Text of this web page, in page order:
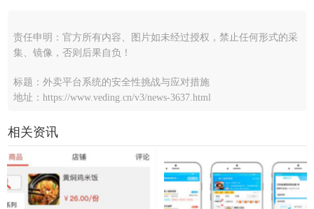
责任申明：官方所有内容、图片如未经过授权，禁止任何形式的采
集、镜像，否则后果自负！
标题：外卖平台系统的安全性挑战与应对措施
地址：https://www.veding.cn/v3/news-3637.html
相关资讯